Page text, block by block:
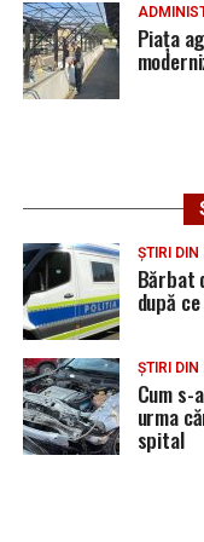
vacante
Locuri de
august 2026.
vacante
Bărbat de 30
ce și-ar fi
Urmărește
YouTube Instagram
Ultimele știri
Jaf de peste
Piața
ȘTIRI
Bărbat
după
ȘTIRI
Cum s-
urma
spital